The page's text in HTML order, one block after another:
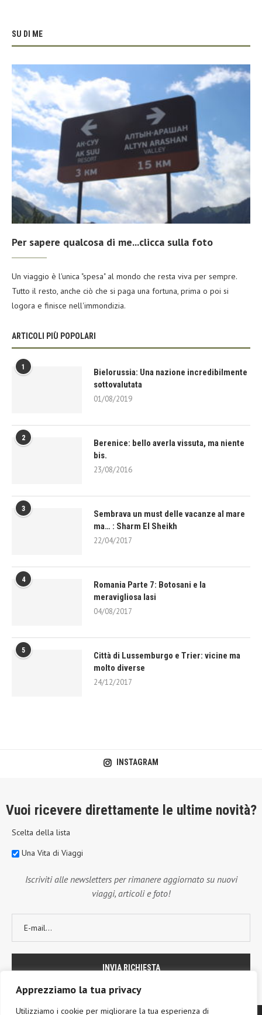
Apprezziamo la tua privacy
Utilizziamo i cookie per migliorare la tua esperienza di
SU DI ME
Per sapere qualcosa di me...clicca sulla foto
Un viaggio è l'unica "spesa" al mondo che resta viva per sempre.
Tutto il resto, anche ciò che si paga una fortuna, prima o poi si
logora e finisce nell'immondizia.
ARTICOLI PIÙ POPOLARI
1
Bielorussia: Una nazione incredibilmente
sottovalutata
01/08/2019
2
Berenice: bello averla vissuta, ma niente
bis.
23/08/2016
3
Sembrava un must delle vacanze al mare
ma… : Sharm El Sheikh
22/04/2017
4
Romania Parte 7: Botosani e la
meravigliosa Iasi
04/08/2017
5
Città di Lussemburgo e Trier: vicine ma
molto diverse
24/12/2017
INSTAGRAM
Vuoi ricevere direttamente le ultime novità?
Scelta della lista
Una Vita di Viaggi
Iscriviti alle newsletters per rimanere aggiornato su nuovi
viaggi, articoli e foto!